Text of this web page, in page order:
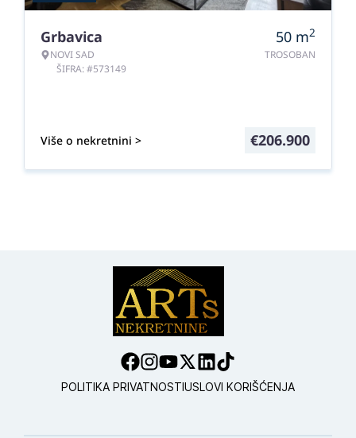
Grbavica
NOVI SAD
ŠIFRA: #573149
50 m2
TROSOBAN
Više o nekretnini > €206.900
POLITIKA PRIVATNOSTIUSLOVI KORIŠĆENJA